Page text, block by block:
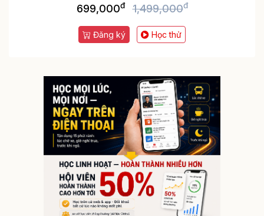
699,000đ 1,499,000đ
Đăng ký Học thử